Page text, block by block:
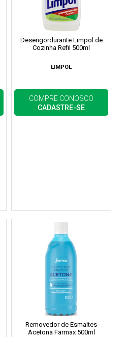
Desengordurante Limpol de
Cozinha Refil 500ml
LIMPOL
COMPRE CONOSCO
CADASTRE-SE
Removedor de Esmaltes
Acetona Farmax 500ml